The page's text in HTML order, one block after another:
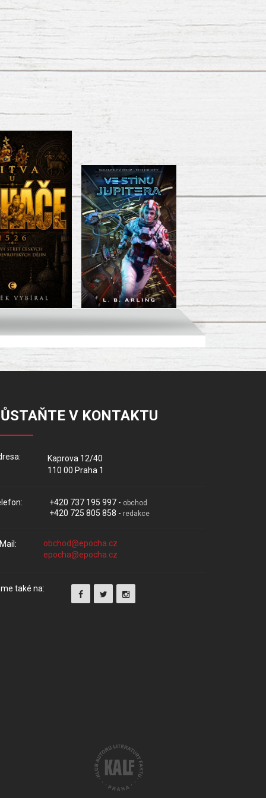
V KONTAKTU
Kaprova 12/40
110 00 Praha 1
+420 737 195 997 - obchod
+420 725 805 858 - redakce
také na: